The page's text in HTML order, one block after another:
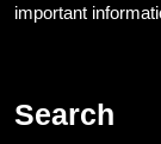
important
Search